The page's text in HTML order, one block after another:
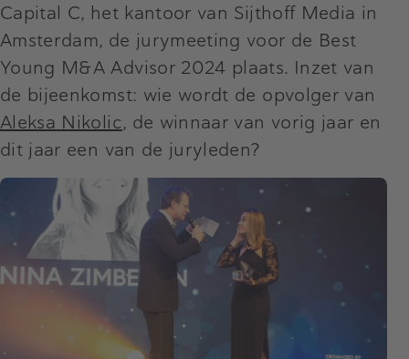
Capital C, het kantoor van Sijthoff Media in
Amsterdam, de jurymeeting voor de Best
Young M&A Advisor 2024 plaats. Inzet van
de bijeenkomst: wie wordt de opvolger van
Aleksa Nikolic, de winnaar van vorig jaar en
dit jaar een van de juryleden?